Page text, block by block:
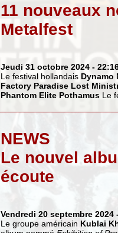
11 nouveaux
Metalfest
Jeudi 31 octobre 2024 -
Le festival hollandais Dynamo
Factory Paradise Lost
Phantom Elite PothamusLe
NEWS
Le nouvel
écoute
Vendredi 20 septembre 2024
Le groupe américain Kublai